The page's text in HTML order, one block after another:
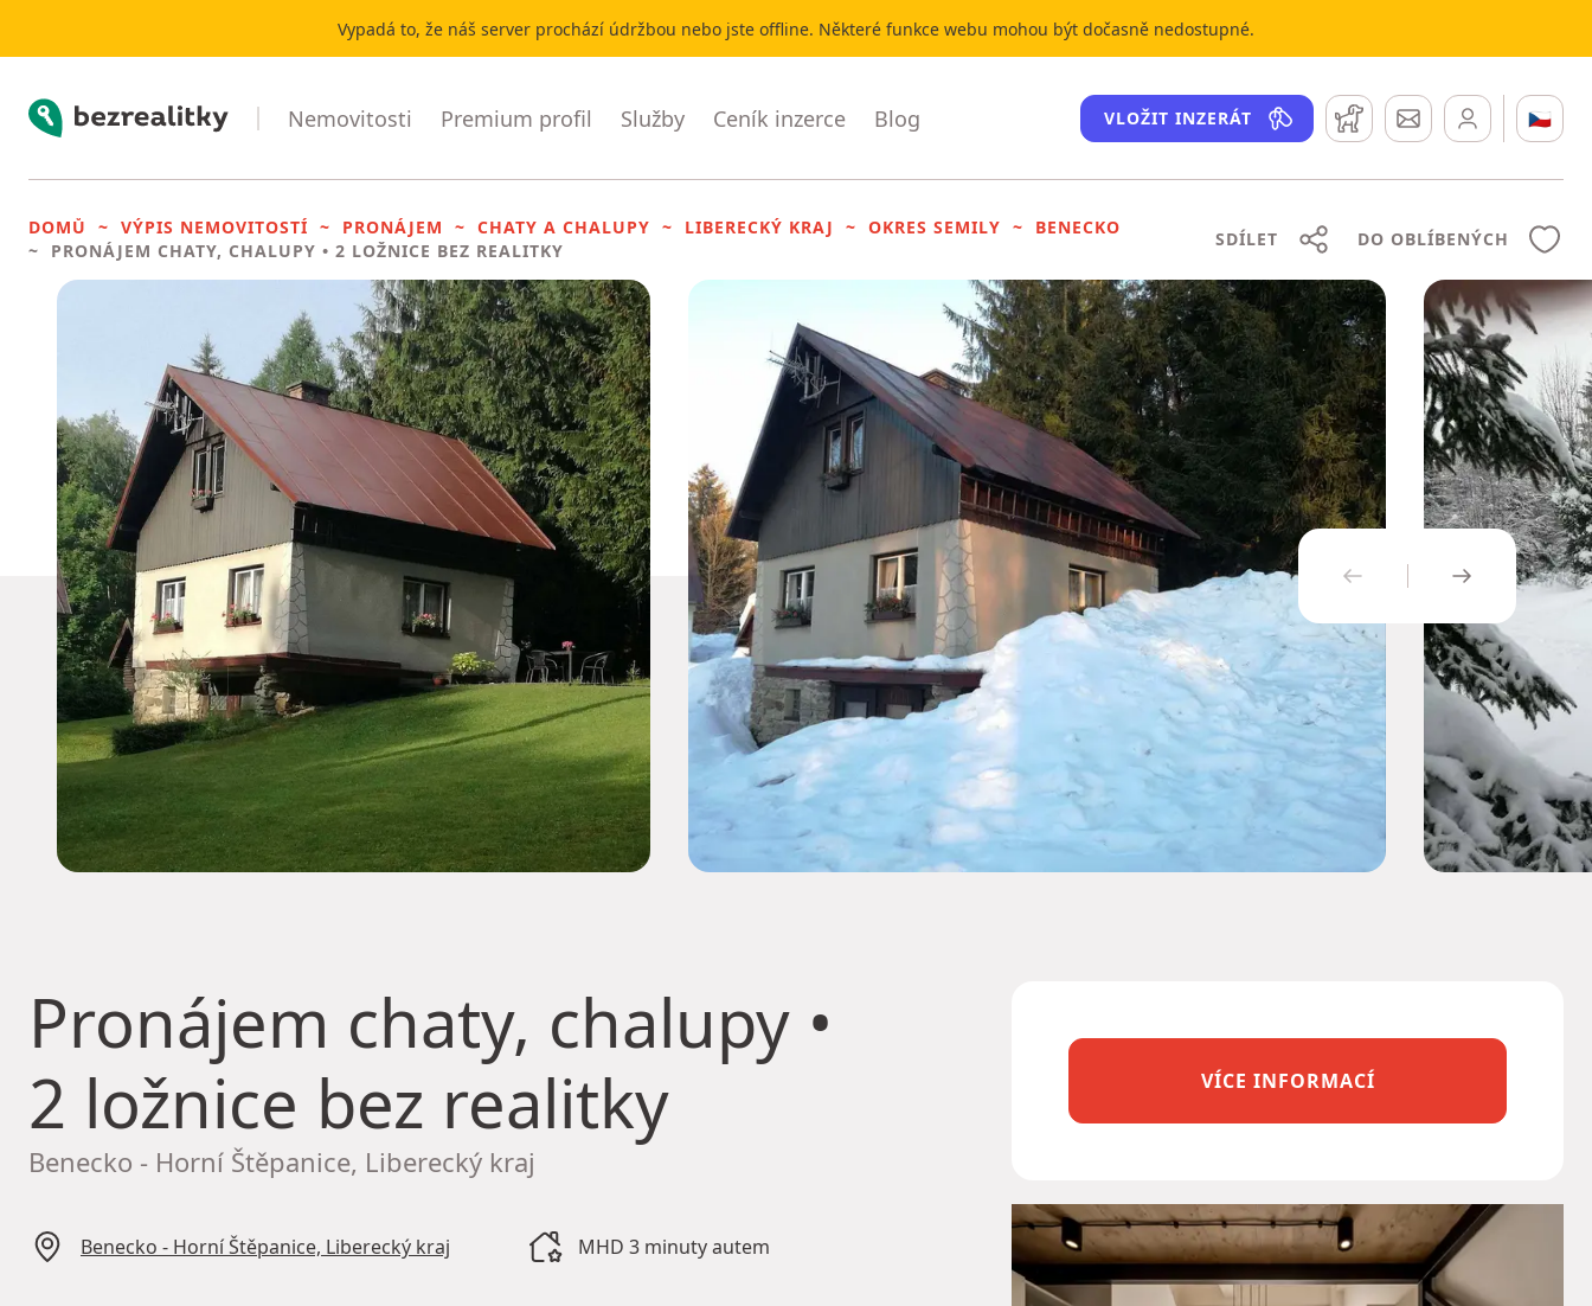
Vypadá to, že náš server prochází údržbou nebo jste offline. Některé funkce webu mohou být dočasně nedostupné.
Bezrealitky Nemovitosti Premium profil Služby Ceník inzerce Blog VLOŽIT INZERÁT Hlídací pesZprávy 🇨🇿
DOMŮ VÝPIS NEMOVITOSTÍ PRONÁJEM CHATY A CHALUPY LIBERECKÝ KRAJ OKRES SEMILY
BENECKO
PRONÁJEM CHATY, CHALUPY • 2 LOŽNICE BEZ REALITKY
SDÍLET DO OBLÍBENÝCH
PŘEDCHOZÍ
Pronájem chaty, chalupy •
2 ložnice bez realitky
Benecko - Horní Štěpanice, Liberecký kraj
Benecko - Horní Štěpanice, Liberecký kraj MHD 3 minuty autem
VÍCE INFORMACÍ